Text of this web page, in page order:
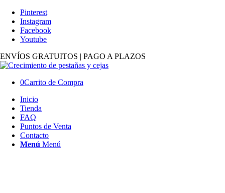
Pinterest
Instagram
Facebook
Youtube
ENVÍOS GRATUITOS | PAGO A PLAZOS
0Carrito de Compra
Inicio
Tienda
FAQ
Puntos de Venta
Contacto
Menú Menú